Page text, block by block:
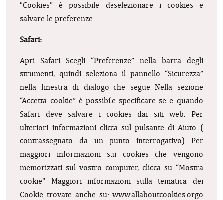
“Cookies” è possibile deselezionare i cookies e
salvare le preferenze
Safari:
Apri Safari Scegli “Preferenze” nella barra degli
strumenti, quindi seleziona il pannello “Sicurezza”
nella finestra di dialogo che segueNella sezione
“Accetta cookie” è possibile specificare se e quando
Safari deve salvare i cookies dai siti web. Per
ulteriori informazioni clicca sul pulsante di Aiuto (
contrassegnato da un punto interrogativo) Per
maggiori informazioni sui cookies che vengono
memorizzati sul vostro computer, clicca su “Mostra
cookie” Maggiori informazioni sulla tematica dei
Cookie trovate anche su: www.allaboutcookies.orgo